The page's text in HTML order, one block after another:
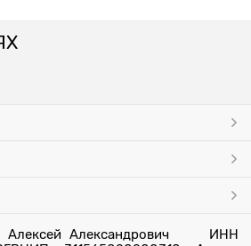
Алексей Александрович ИНН